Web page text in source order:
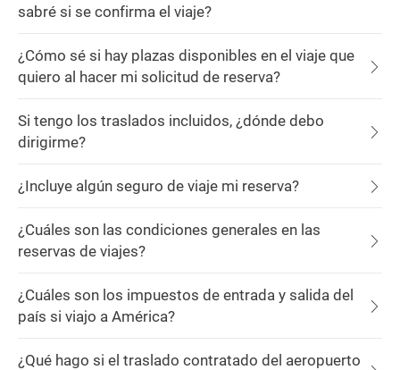
sabré si se confirma el viaje?
¿Cómo sé si hay plazas disponibles en el viaje que
quiero al hacer mi solicitud de reserva?
Si tengo los traslados incluidos, ¿dónde debo
dirigirme?
¿Incluye algún seguro de viaje mi reserva?
¿Cuáles son las condiciones generales en las
reservas de viajes?
¿Cuáles son los impuestos de entrada y salida del
país si viajo a América?
¿Qué hago si el traslado contratado del aeropuerto